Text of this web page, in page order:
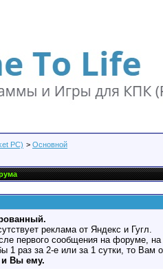
PC) > Основной
реклама от Яндекс и Гугл.
первого сообщения на форуме,
1 раз за 2-е или за 1 сутки, то Вам
и Вы ему.